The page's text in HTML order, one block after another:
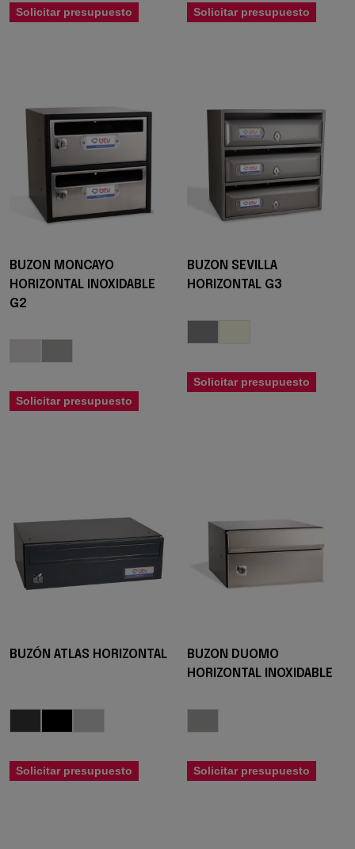
Solicitar presupuesto Solicitar presupuesto
BUZON MONCAYO
HORIZONTAL INOXIDABLE
G2
Solicitar presupuesto
BUZON SEVILLA
HORIZONTAL G3
Solicitar presupuesto
BUZÓN ATLAS HORIZONTAL
Solicitar presupuesto
BUZON DUOMO
HORIZONTAL INOXIDABLE
Solicitar presupuesto